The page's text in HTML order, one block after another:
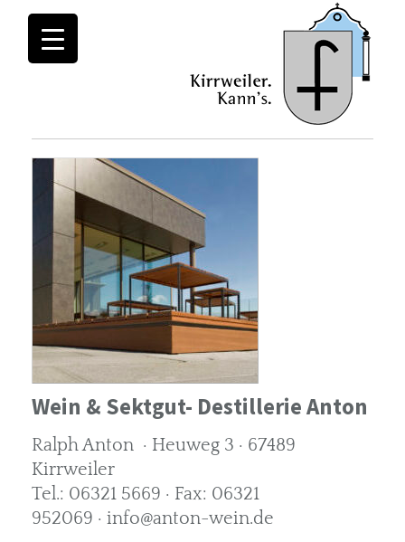
Wein & Sektgut- Destillerie Anton
Ralph Anton · Heuweg 3 · 67489
Kirrweiler
Tel.: 06321 5669 · Fax: 06321
952069 · info@anton-wein.de